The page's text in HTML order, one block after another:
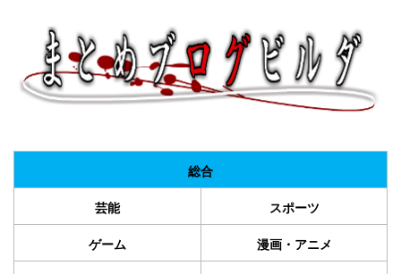
総合
芸能 スポーツ
ゲーム 漫画・アニメ